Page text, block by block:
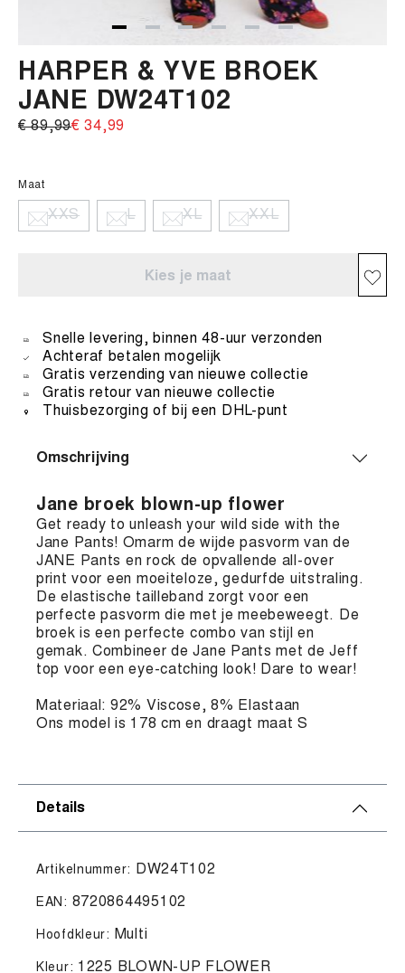
HARPER & YVE BROEK
JANE DW24T102
€ 89,99‌€ 34,99‌
Maat
XXS L XL XXL
Kies je maat
Snelle levering, binnen 48-uur verzonden
Achteraf betalen mogelijk
Gratis verzending van nieuwe collectie
Gratis retour van nieuwe collectie
Thuisbezorging of bij een DHL-punt
Omschrijving
Jane broek blown-up flower
Get ready to unleash your wild side with the
Jane Pants! Omarm de wijde pasvorm van de
JANE Pants en rock de opvallende all-over
print voor een moeiteloze, gedurfde uitstraling.
De elastische tailleband zorgt voor een
perfecte pasvorm die met je meebeweegt. De
broek is een perfecte combo van stijl en
gemak. Combineer de Jane Pants met de Jeff
top voor een eye-catching look! Dare to wear!
Materiaal: 92% Viscose, 8% Elastaan
Ons model is 178 cm en draagt maat S
Details
Artikelnummer: DW24T102
EAN: 8720864495102
Hoofdkleur: Multi
Kleur: 1225 BLOWN-UP FLOWER